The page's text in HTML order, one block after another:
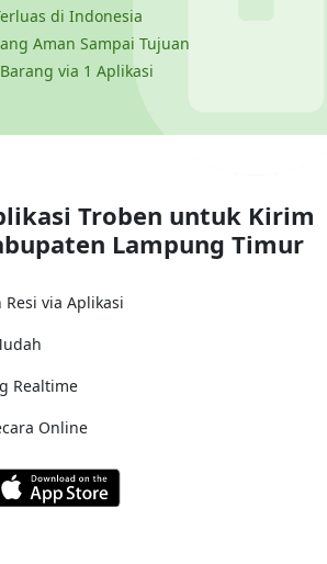
di Indonesia
Aman Sampai Tujuan
via 1 Aplikasi
Troben untuk Kirim
Lampung Timur
via Aplikasi
Realtime
Online